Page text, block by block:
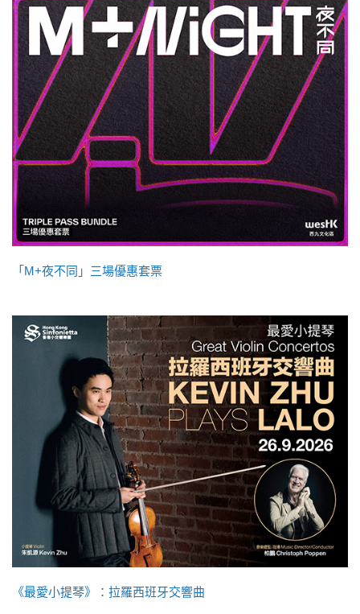
「M+夜不同」三場優惠套票
《最愛小提琴》：拉羅西班牙交響曲